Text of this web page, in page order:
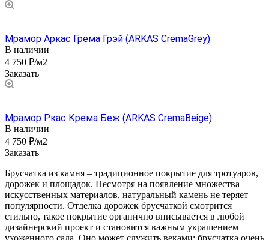
Мрамор Аркас Грема Грэй (ARKAS CremaGrey)
В наличии
4 750 ₽/м2
Заказать
Мрамор Ркас Крема Беж (ARKAS CremaBeige)
В наличии
4 750 ₽/м2
Заказать
Брусчатка из камня – традиционное покрытие для тротуаров,
дорожек и площадок. Несмотря на появление множества
искусственных материалов, натуральный камень не теряет
популярности. Отделка дорожек брусчаткой смотрится
стильно, такое покрытие органично вписывается в любой
дизайнерский проект и становится важным украшением
ухоженного сада. Оно может служить веками: брусчатка очень